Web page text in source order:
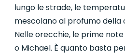
lungo le strade, le
mescolano al profumo della
Nelle orecchie, le prime
o Michael. È quanto basta